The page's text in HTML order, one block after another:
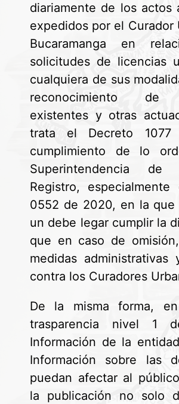
diariamente de los actos
expedidos por el Curador
Bucaramanga en
solicitudes de licencias
cualquiera de sus
reconocimiento de
existentes y otras
trata el Decreto
cumplimiento de lo
Superintendencia
Registro,
0552 de 2020, en la
un debe legar cumplir la
que en caso de
medidas administrativas
contra los Curadores
De la misma forma,
trasparencia nivel 1
Información de la
Información sobre las
puedan afectar al
la publicación no solo